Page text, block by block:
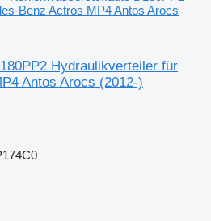
Benz Actros MP4 Antos Arocs
Hydraulikverteiler für
Antos Arocs (2012-)